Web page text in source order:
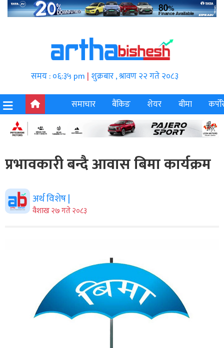
समय : ०६:३५ pm | शुक्रबार , श्रावण २२ गते २०८३
समाचार
बैंकिङ शेयर बीमा
प्रभावकारी बन्दै आवास बिमा कार्यक्रम
अर्थ विशेष |
वैशाख २७ गते २०८३